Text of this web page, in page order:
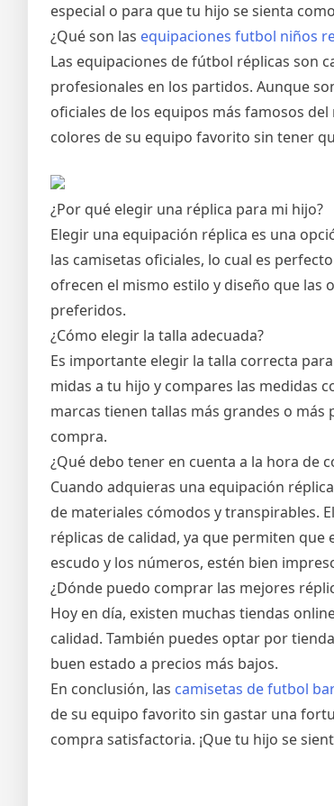
especial o para que tu hijo se sienta
¿Qué son las equipaciones futbol niños
Las equipaciones de fútbol réplicas son
profesionales en los partidos. Aunque
oficiales de los equipos más famosos
colores de su equipo favorito sin tener
¿Por qué elegir una réplica para mi hijo?
Elegir una equipación réplica es una
las camisetas oficiales, lo cual es
ofrecen el mismo estilo y diseño que las
preferidos.
¿Cómo elegir la talla adecuada?
Es importante elegir la talla correcta
midas a tu hijo y compares las medidas
marcas tienen tallas más grandes o
compra.
¿Qué debo tener en cuenta a la hora de
Cuando adquieras una equipación
de materiales cómodos y transpirables.
réplicas de calidad, ya que permiten
escudo y los números, estén bien
¿Dónde puedo comprar las mejores
Hoy en día, existen muchas tiendas
calidad. También puedes optar por
buen estado a precios más bajos.
En conclusión, las camisetas de futbol
de su equipo favorito sin gastar una
compra satisfactoria. ¡Que tu hijo se